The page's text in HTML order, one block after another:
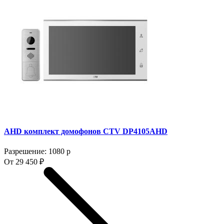
AHD комплект домофонов CTV DP4105AHD
Разрешение: 1080 p
От 29 450 ₽